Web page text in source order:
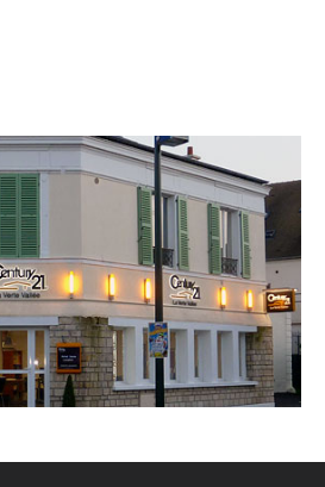
21 La Verte Vallée
de la Gare
- 91570
Envoyer un message
à l'agence